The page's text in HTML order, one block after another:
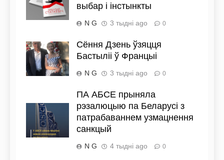
выбар і інстынкты
N G 3 тыдні ago 0
Сёння Дзень ўзяцця
Бастыліі ў Францыі
N G 3 тыдні ago 0
ПА АБСЕ прыняла
рэзалюцыю па Беларусі з
патрабаваннем узмацнення
санкцый
N G 4 тыдні ago 0